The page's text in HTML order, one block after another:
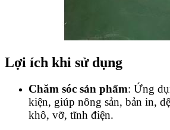
Lợi ích khi sử dụng
Chăm sóc sản phẩm: Ứng
kiện, giúp nông sản, bản in,
khô, vỡ, tĩnh điện.